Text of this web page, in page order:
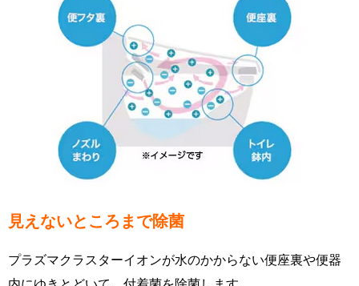
見えないところまで除菌
プラズマクラスターイオンが水のかからない便座裏や便器